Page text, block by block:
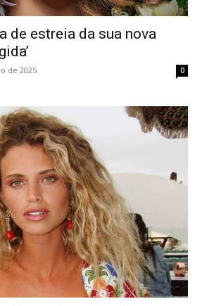
de estreia da sua nova
de 2025 0